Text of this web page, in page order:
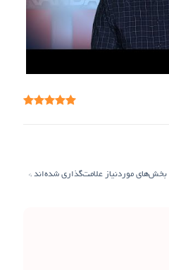
بخش‌های موردنیاز علامت‌گذاری شده‌اند *